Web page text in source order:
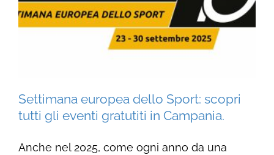
Settimana europea dello Sport: scopri
tutti gli eventi gratutiti in Campania.
Anche nel 2025, come ogni anno da una